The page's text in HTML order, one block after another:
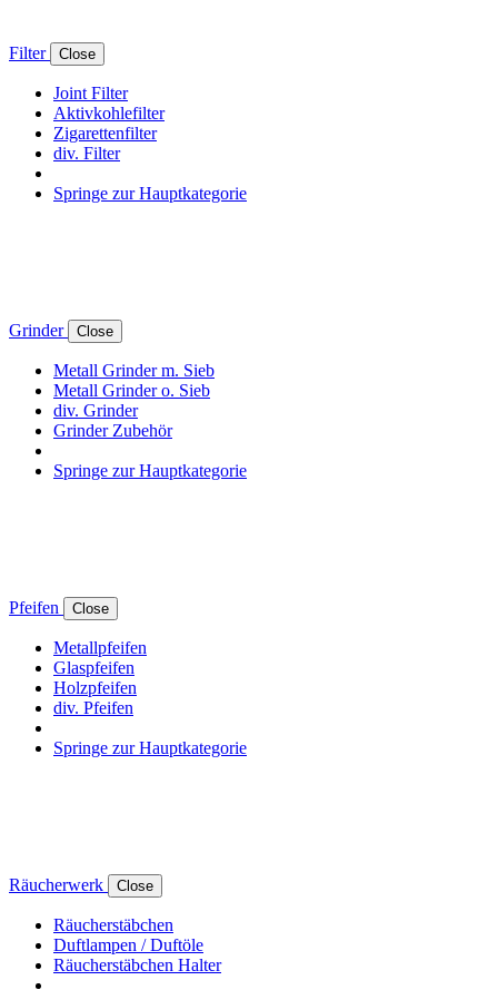
Filter Close
Joint Filter
Aktivkohlefilter
Zigarettenfilter
div. Filter
Springe zur Hauptkategorie
Grinder Close
Metall Grinder m. Sieb
Metall Grinder o. Sieb
div. Grinder
Grinder Zubehör
Springe zur Hauptkategorie
Pfeifen Close
Metallpfeifen
Glaspfeifen
Holzpfeifen
div. Pfeifen
Springe zur Hauptkategorie
Räucherwerk Close
Räucherstäbchen
Duftlampen / Duftöle
Räucherstäbchen Halter